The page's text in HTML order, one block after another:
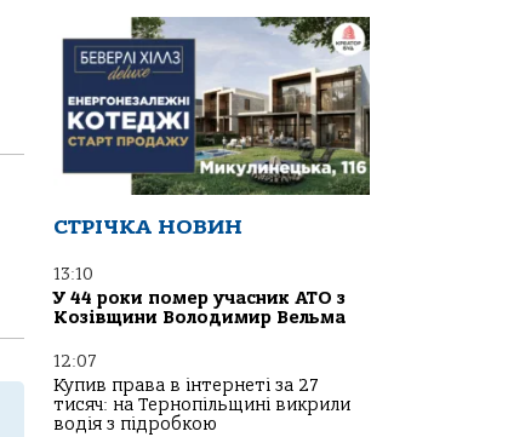
СТРІЧКА НОВИН
13:10
У 44 роки помер учасник АТО з
Козівщини Володимир Вельма
12:07
Купив права в інтернеті за 27
тисяч: на Тернопільщині викрили
водія з підробкою